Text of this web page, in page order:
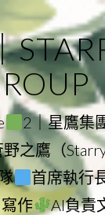
2｜星鷹集
野之鷹（
首席執行
作 AI負責